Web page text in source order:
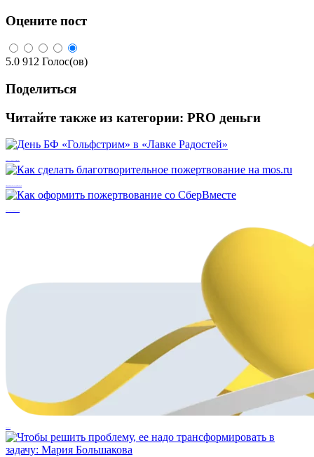
Оцените пост
5.0 912 Голос(ов)
Поделиться
Читайте также из категории: PRO деньги